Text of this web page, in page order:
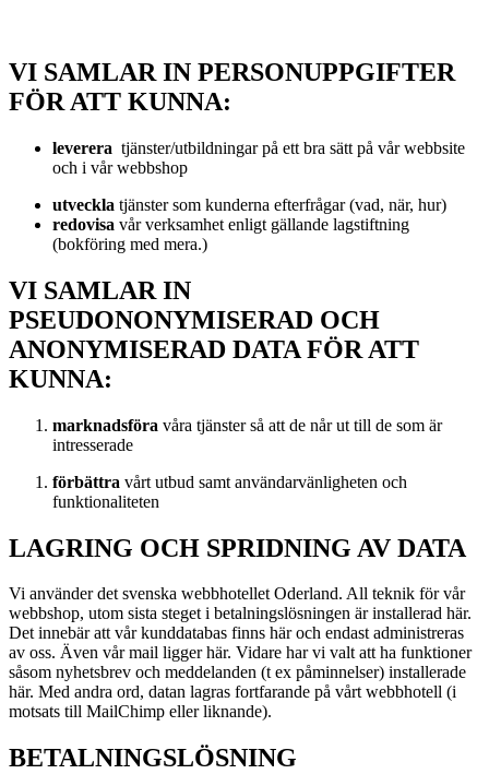
VI SAMLAR IN PERSONUPPGIFTER
FÖR ATT KUNNA:
leverera tjänster/utbildningar på ett bra sätt på vår webbsite
och i vår webbshop
utveckla tjänster som kunderna efterfrågar (vad, när, hur)
redovisa vår verksamhet enligt gällande lagstiftning
(bokföring med mera.)
VI SAMLAR IN
PSEUDONONYMISERAD OCH
ANONYMISERAD DATA FÖR ATT
KUNNA:
marknadsföra våra tjänster så att de når ut till de som är
intresserade
förbättra vårt utbud samt användarvänligheten och
funktionaliteten
LAGRING OCH SPRIDNING AV DATA
Vi använder det svenska webbhotellet Oderland. All teknik för vår
webbshop, utom sista steget i betalningslösningen är installerad här.
Det innebär att vår kunddatabas finns här och endast administreras
av oss. Även vår mail ligger här. Vidare har vi valt att ha funktioner
såsom nyhetsbrev och meddelanden (t ex påminnelser) installerade
här. Med andra ord, datan lagras fortfarande på vårt webbhotell (i
motsats till MailChimp eller liknande).
BETALNINGSLÖSNING